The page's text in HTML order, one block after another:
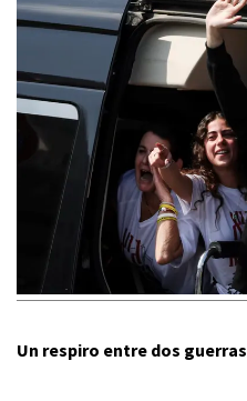
Un respiro entre dos guerras